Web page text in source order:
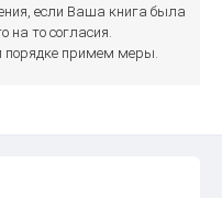
если Ваша книга была
на то согласия.
порядке примем меры.